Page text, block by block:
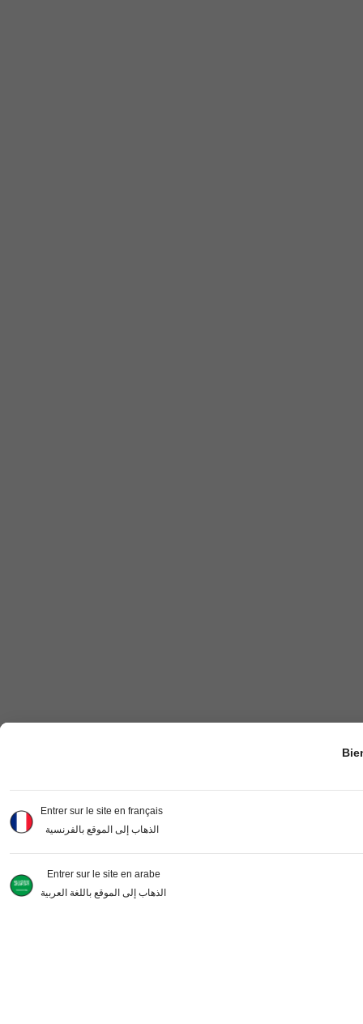
Entrer sur le site en français
الذهاب إلى الموقع بالفرنسية
Entrer sur le site en arabe
الذهاب إلى الموقع باللغة العربية